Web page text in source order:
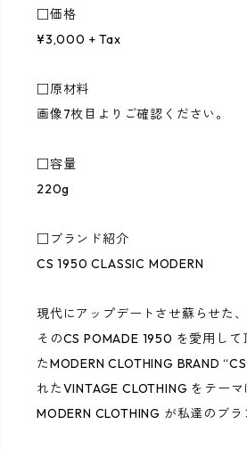
□価格
¥3,000 + Tax
□原材料
画像7枚目よりご確認ください。
□容量
220g
□ブランド紹介
CS 1950 CLASSIC MODERN
現代にアップデートさせ蘇らせた、
そのCS POMADE 1950 を愛用し
たMODERN CLOTHING BRAND
れたVINTAGE CLOTHING をテー
MODERN CLOTHING が私達のブラ